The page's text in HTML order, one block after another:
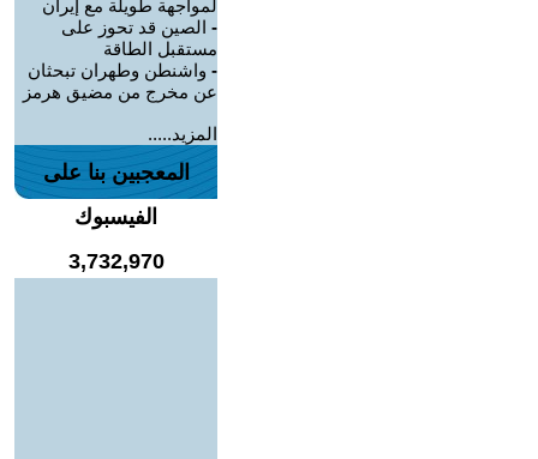
لمواجهة طويلة مع إيران
- الصين قد تحوز على
مستقبل الطاقة
- واشنطن وطهران تبحثان
عن مخرج من مضيق هرمز
المزيد.....
المعجبين بنا على
الفيسبوك
3,732,970